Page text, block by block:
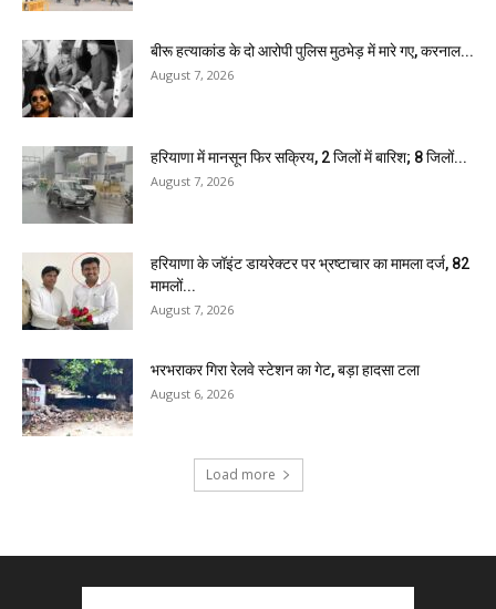
बीरू हत्याकांड के दो आरोपी पुलिस मुठभेड़ में मारे गए, करनाल...
August 7, 2026
हरियाणा में मानसून फिर सक्रिय, 2 जिलों में बारिश; 8 जिलों...
August 7, 2026
हरियाणा के जॉइंट डायरेक्टर पर भ्रष्टाचार का मामला दर्ज, 82
मामलों...
August 7, 2026
भरभराकर गिरा रेलवे स्टेशन का गेट, बड़ा हादसा टला
August 6, 2026
Load more